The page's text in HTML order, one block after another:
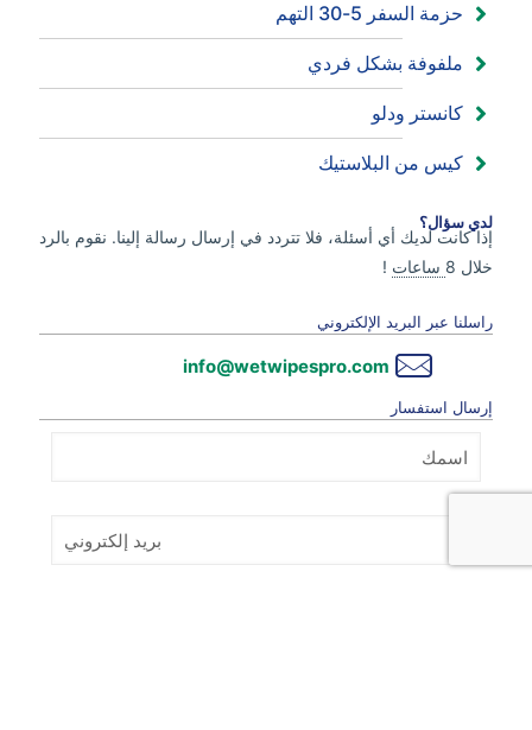
حزمة السفر 5-30 التهم
ملفوفة بشكل فردي
كانستر ودلو
كيس من البلاستيك
لدي سؤال؟
إذا كانت لديك أي أسئلة، فلا تتردد في إرسال رسالة إلينا. نقوم بالرد
خلال 8
ساعات !
راسلنا عبر البريد الإلكتروني
info@wetwipespro.com
إرسال استفسار